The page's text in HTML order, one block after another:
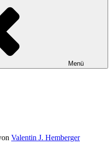
Menü
Valentin J. Hemberger